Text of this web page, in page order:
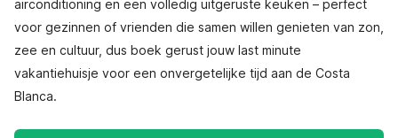
airconditioning en een volledig uitgeruste keuken – perfect
voor gezinnen of vrienden die samen willen genieten van zon,
zee en cultuur, dus boek gerust jouw last minute
vakantiehuisje voor een onvergetelijke tijd aan de Costa
Blanca.